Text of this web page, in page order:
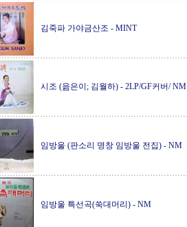
김죽파 가야금산조 - MINT
시조 (읊은이; 김월하) - 2LP/GF커버/ NM
임방울 (판소리 명창 임방울 전집) - NM
임방울 특선곡(쑥대머리) - NM